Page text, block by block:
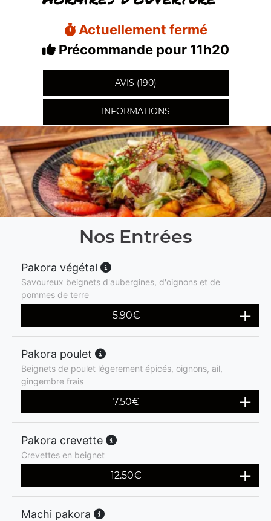
Actuellement fermé
Précommande pour 11h20
AVIS (190)
INFORMATIONS
Nos Entrées
Pakora végétal
Savoureux beignets d'aubergines, d'oignons et de
pommes de terre
5.90€
Pakora poulet
Beignets de poulet légerement épicés, oignons, ail,
gingembre frais
7.50€
Pakora crevette
Crevettes en beignet
12.50€
Machi pakora